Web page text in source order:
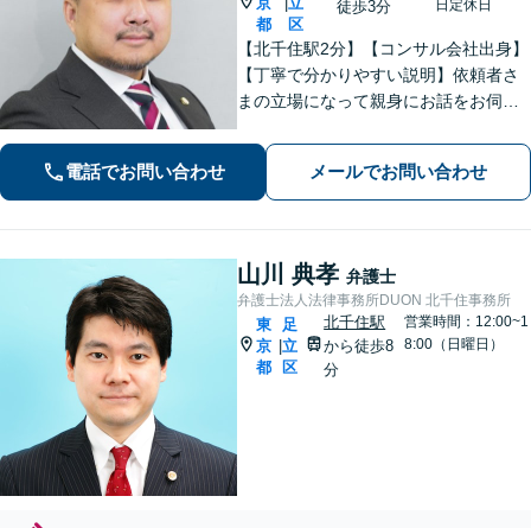
都
区
徒歩3分 日定休日
【北千住駅2分】【コンサル会社出身】
【丁寧で分かりやすい説明】依頼者さ
まの立場になって親身にお話をお伺い
にしておりますので、ささいなお悩み
でも遠慮なくお聞かせください。【電
話・WEB面談可】
電話でお問い合わせ メールでお問い合わせ
山川 典孝 弁護士
弁護士法人法律事務所DUON 北千住事務所
東
京
都
|
足
立
区
北千住駅
から徒歩8
分
営業時間：12:00~1
8:00（日曜日）